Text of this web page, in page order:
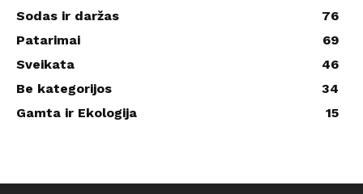
Sodas ir daržas
76
Patarimai
69
Sveikata
46
Be kategorijos
34
Gamta ir Ekologija
15